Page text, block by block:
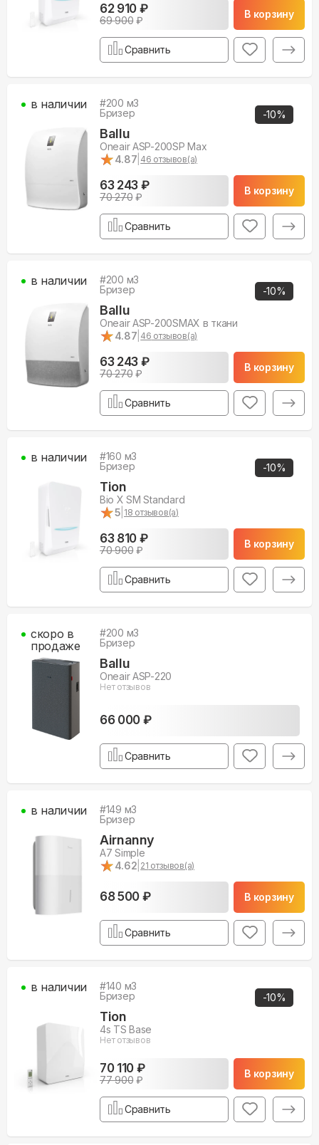
62 910 ₽
69 900₽
В корзину
Сравнить
-10%
#200 м3
Бризер
Ballu
Oneair ASP-200SP Max
★
★4.87 46 отзывов(а)
63 243 ₽
70 270₽
В корзину
в наличии
Сравнить
-10%
#200 м3
Бризер
Ballu
Oneair ASP-200SMAX в ткани
★
★4.87 46 отзывов(а)
63 243 ₽
70 270₽
В корзину
в наличии
Сравнить
-10%
#160 м3
Бризер
Tion
Bio X SM Standard
★
★5 18 отзывов(а)
63 810 ₽
70 900₽
В корзину
в наличии
Сравнить
#200 м3
Бризер
Ballu
Oneair ASP-220
Нет отзывов
66 000 ₽
скоро в
продаже
Сравнить
#149 м3
Бризер
Airnanny
A7 Simple
★
★4.62 21 отзывов(а)
68 500 ₽ В корзину
в наличии
Сравнить
-10%
#140 м3
Бризер
Tion
4s TS Base
Нет отзывов
70 110 ₽
77 900₽
В корзину
в наличии
Сравнить